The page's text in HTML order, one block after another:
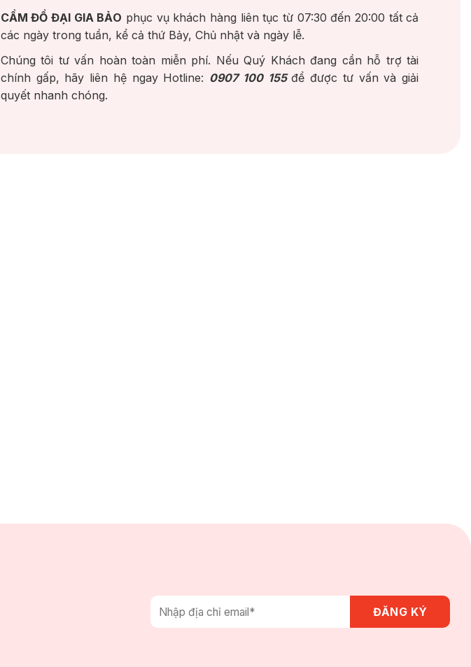
CẦM ĐỒ ĐẠI GIA BẢO phục vụ khách hàng liên tục từ 07:30 đến 20:00 tất cả
các ngày trong tuần, kể cả thứ Bảy, Chủ nhật và ngày lễ.
Chúng tôi tư vấn hoàn toàn miễn phí. Nếu Quý Khách đang cần hỗ trợ tài
chính gấp, hãy liên hệ ngay Hotline: 0907 100 155để được tư vấn và giải
quyết nhanh chóng.